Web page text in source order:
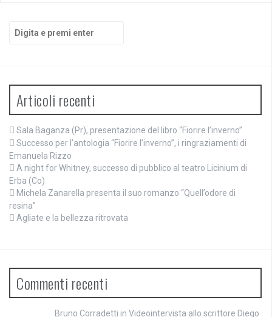
Articoli recenti
Sala Baganza (Pr), presentazione del libro “Fiorire l’inverno”
Successo per l’antologia “Fiorire l’inverno”, i ringraziamenti di
Emanuela Rizzo
A night for Whitney, successo di pubblico al teatro Licinium di
Erba (Co)
Michela Zanarella presenta il suo romanzo “Quell’odore di
resina”
Agliate e la bellezza ritrovata
Commenti recenti
Bruno Corradetti in Videointervista allo scrittore Diego